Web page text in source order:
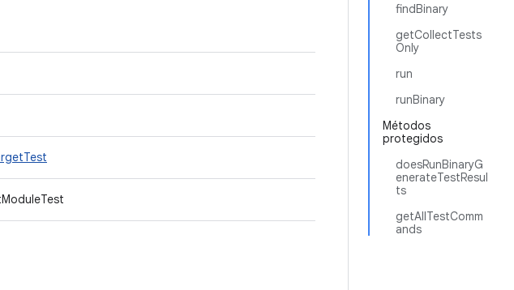
findBinary
getCollectTests
Only
run
runBinary
Métodos
protegidos
doesRunBinaryG
enerateTestResul
ts
getAllTestComm
ands